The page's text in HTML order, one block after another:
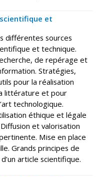
et
différentes sources
et technique.
de repérage et
Stratégies,
pour la réalisation
littérature et pour
technologique.
éthique et légale
et valorisation
Mise en place
Grands principes de
article scientifique.